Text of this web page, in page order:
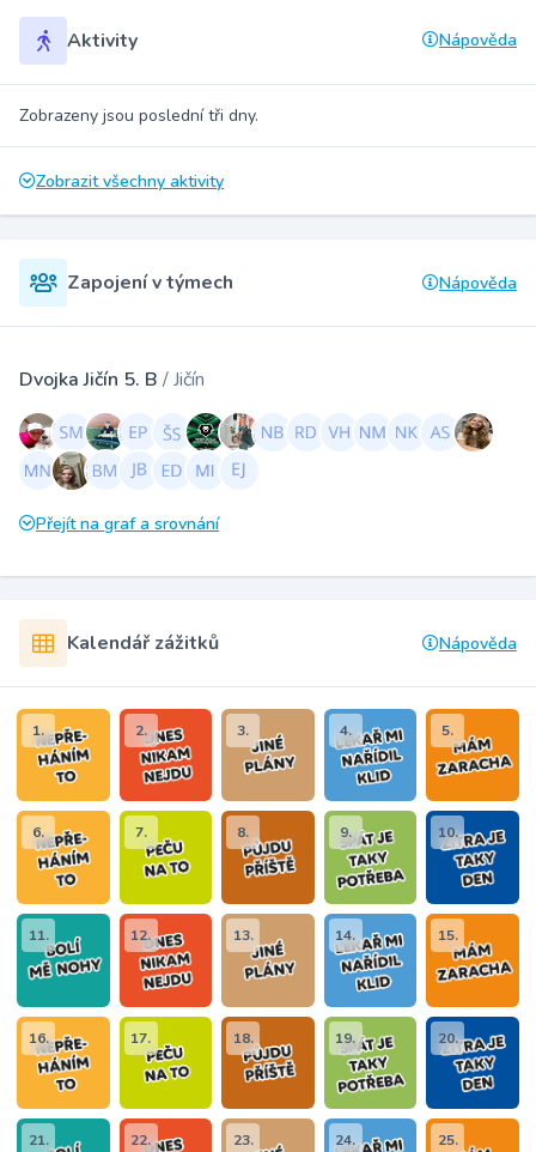
Aktivity Nápověda
Zobrazeny jsou poslední tři dny.
Zobrazit všechny aktivity
Zapojení v týmech Nápověda
Dvojka Jičín 5. B / Jičín
Přejít na graf a srovnání
Kalendář zážitků Nápověda
1. 2. 3. 4. 5.
6. 7. 8. 9. 10.
11. 12. 13. 14. 15.
16. 17. 18. 19. 20.
21. 22. 23. 24. 25.